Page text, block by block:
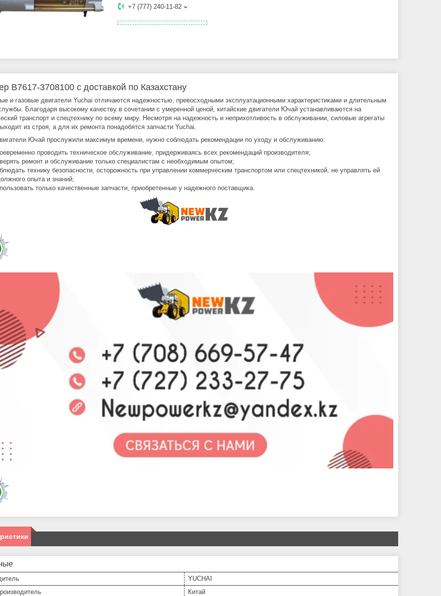
+7 (777) 240-11-82
В7617-3708100 с доставкой по Казахстану
и газовые двигатели Yuchai отличаются надежностью, превосходными эксплуатационными характеристиками и длительным
Благодаря высокому качеству в сочетании с умеренной ценой, китайские двигатели Ючай устанавливаются на
транспорт и спецтехнику по всему миру. Несмотря на надежность и неприхотливость в обслуживании, силовые агрегаты
из строя, а для их ремонта понадобятся запчасти Yuchai.
Ючай прослужили максимум времени, нужно соблюдать рекомендации по уходу и обслуживанию:
проводить техническое обслуживание, придерживаясь всех рекомендаций производителя;
ремонт и обслуживание только специалистам с необходимым опытом;
технику безопасности, осторожность при управлении коммерческим транспортом или спецтехникой, не управлять ей
опыта и знаний;
только качественные запчасти, приобретенные у надежного поставщика.
YUCHAI
Китай